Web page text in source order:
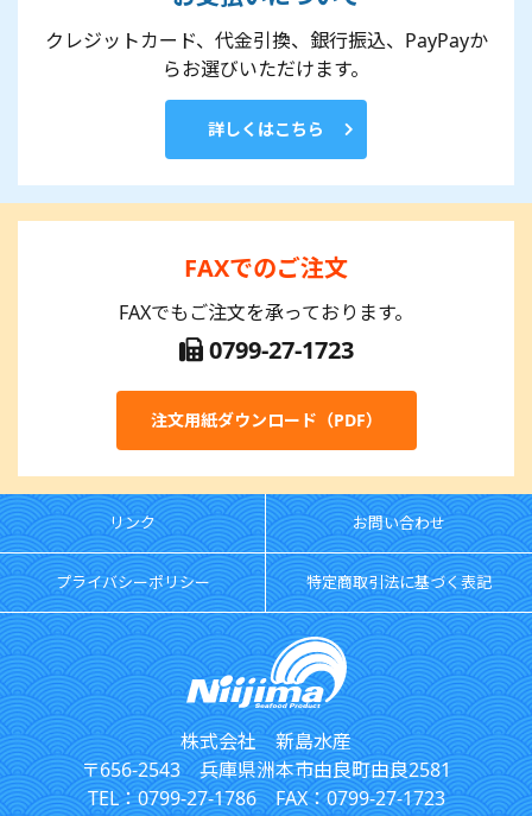
クレジットカード、代金引換、銀行振込、PayPayか
らお選びいただけます。
詳しくはこちら
FAXでのご注文
FAXでもご注文を承っております。
0799-27-1723
注文用紙ダウンロード（PDF）
リンク お問い合わせ
プライバシーポリシー 特定商取引法に基づく表記
株式会社 新島水産
〒656-2543 兵庫県洲本市由良町由良2581
TEL：0799-27-1786 FAX：0799-27-1723